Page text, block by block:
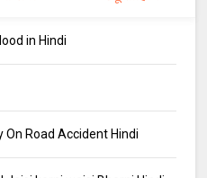
in Hindi
On Road Accident Hindi